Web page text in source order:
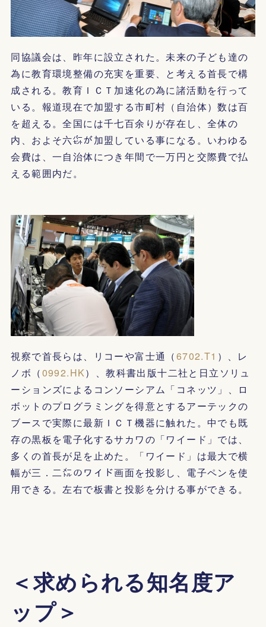
同協議会は、昨年に設立された。未来の子ども達の
為に教育環境整備の充実を重要、と考える首長で構
成される。教育ＩＣＴ加速化の為に諸活動を行って
いる。報道現在で加盟する市町村（自治体）数は百
を超える。全国には千七百余りが存在し、全体の
内、およそ六㌫が加盟している事になる。いわゆる
会費は、一自治体につき年間で一万円と交際費で払
える範囲内だ。
視察で首長らは、リコーや富士通（6702.T1 ）、レ
ノボ（0992.HK）、教科書出版十二社と日立ソリュ
ーションズによるコンソーシアム「コネッツ」、ロ
ボットのプログラミングを得意とするアーテックの
ブースで実際に最新ＩＣＴ機器に触れた。中でも既
存の黒板を電子化するサカワの「ワイード」では、
多くの首長が足を止めた。「ワイード」は最大で横
幅が三．二㍍のワイド画面を投影し、電子ペンを使
用できる。左右で板書と投影を分ける事ができる。
＜求められる知名度ア
ップ＞